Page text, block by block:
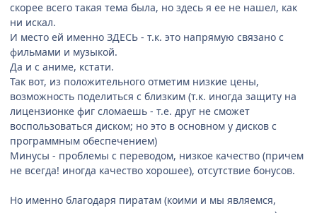
скорее всего такая тема была, но здесь я ее не нашел, как
ни искал.
И место ей именно ЗДЕСЬ - т.к. это напрямую связано с
фильмами и музыкой.
Да и с аниме, кстати.
Так вот, из положительного отметим низкие цены,
возможность поделиться с близким (т.к. иногда защиту на
лицензионке фиг сломаешь - т.е. друг не сможет
воспользоваться диском; но это в основном у дисков с
программным обеспечением)
Минусы - проблемы с переводом, низкое качество (причем
не всегда! иногда качество хорошее), отсутствие бонусов.
Но именно благодаря пиратам (коими и мы являемся,